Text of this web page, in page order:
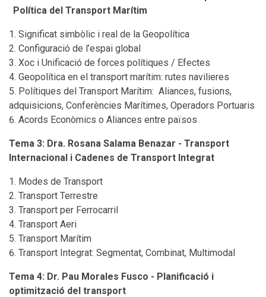
Política del Transport Marítim
Significat simbòlic i real de la Geopolítica
Configuració de l’espai global
Xoc i Unificació de forces polítiques / Efectes
Geopolítica en el transport marítim: rutes navilieres
Polítiques del Transport Marítim: Aliances, fusions,
adquisicions, Conferències Marítimes, Operadors Portuaris
Acords Econòmics o Aliances entre països
Tema 3: Dra. Rosana Salama Benazar - Transport
Internacional i Cadenes de Transport Integrat
Modes de Transport
Transport Terrestre
Transport per Ferrocarril
Transport Aeri
Transport Marítim
Transport Integrat: Segmentat, Combinat, Multimodal
Tema 4: Dr. Pau Morales Fusco - Planificació i
optimització del transport